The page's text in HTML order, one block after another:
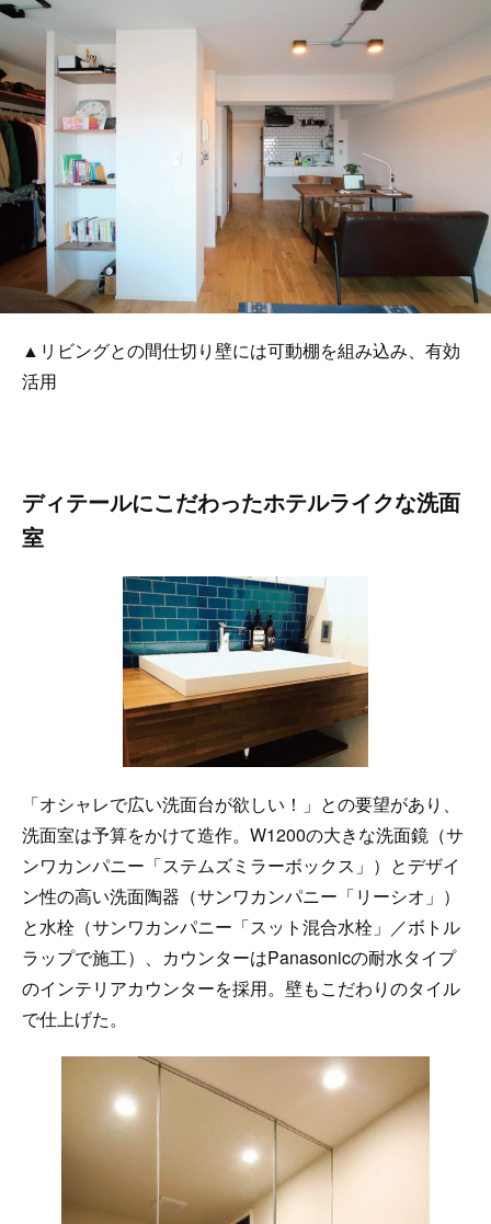
▲リビングとの間仕切り壁には可動棚を組み込み、有効
活用
ディテールにこだわったホテルライクな洗面
室
「オシャレで広い洗面台が欲しい！」との要望があり、
洗面室は予算をかけて造作。W1200の大きな洗面鏡（サ
ンワカンパニー「ステムズミラーボックス」）とデザイ
ン性の高い洗面陶器（サンワカンパニー「リーシオ」）
と水栓（サンワカンパニー「スット混合水栓」／ボトル
ラップで施工）、カウンターはPanasonicの耐水タイプ
のインテリアカウンターを採用。壁もこだわりのタイル
で仕上げた。